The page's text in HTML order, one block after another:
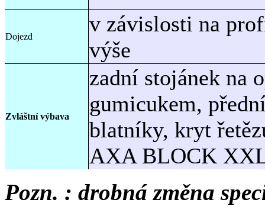
Dojezd
v závislosti na
výše
Zvláštní výbava
zadní stojánek na
gumicukem,
blatníky, kryt
AXA BLOCK
Pozn. : drobná změna